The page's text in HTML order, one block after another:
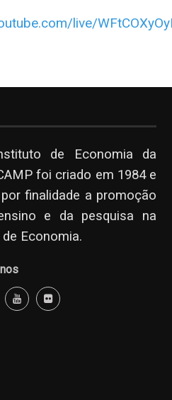
live/
de Economia da
foi criado em 1984 e
finalidade a promoção
e da pesquisa na
de Economia.